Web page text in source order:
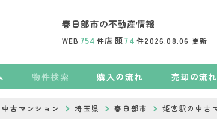
春日部市の不動産情報
WEB 754 件店頭74 件2026.08.06 更新
物件検索 購入の流れ 売却の流れ
中古マンション 埼玉県 春日部市 姫宮駅の中古